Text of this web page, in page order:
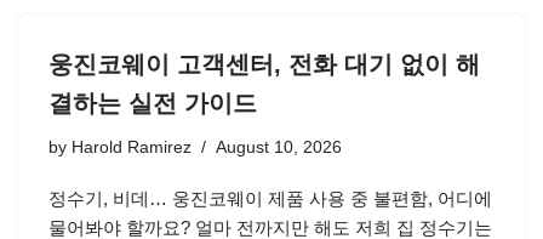
웅진코웨이 고객센터, 전화 대기 없이 해
결하는 실전 가이드
by Harold Ramirez August 10, 2026
정수기, 비데… 웅진코웨이 제품 사용 중 불편함, 어디에
물어봐야 할까요? 얼마 전까지만 해도 저희 집 정수기는